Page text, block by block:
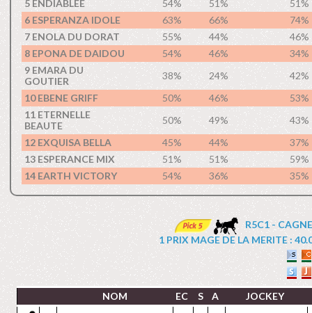
5 ENDIABLEE 54% 51%
51%
6 ESPERANZA IDOLE
63% 66%
74%
7 ENOLA DU DORAT
55% 44%
46%
8 EPONA DE DAIDOU
54% 46%
34%
9 EMARA DU
GOUTIER
38% 24%
42%
10 EBENE GRIFF
50% 46%
53%
11 ETERNELLE
BEAUTE
50% 49%
43%
12 EXQUISA BELLA
45% 44%
37%
13 ESPERANCE MIX
51% 51%
59%
14 EARTH VICTORY
54% 36% 35%
R5C1 -
1 PRIX MAGE DE LA MERITE :
NOM EC S A
JOCKEY